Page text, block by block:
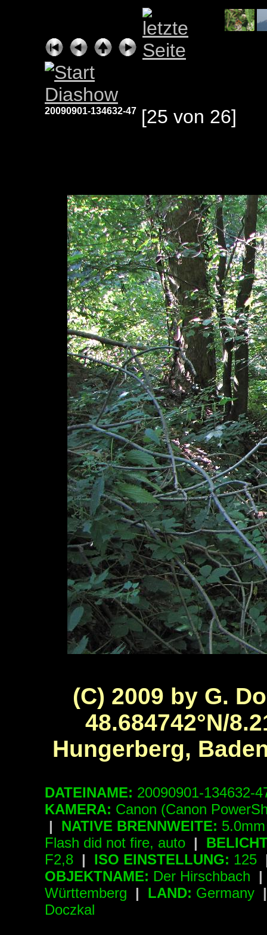
20090901-134632-47 [25 von 26]
(C) 2009 by G.
48.684742°N/
Hungerberg,
DATEINAME: 20090901-134632-
KAMERA: Canon (Canon
|
NATIVE BRENNWEITE:
Flash did not fire, auto |
F2,8 | ISO EINSTELLUNG: 125
OBJEKTNAME: Der Hirschbach |
Württemberg | LAND: Germany
Doczkal